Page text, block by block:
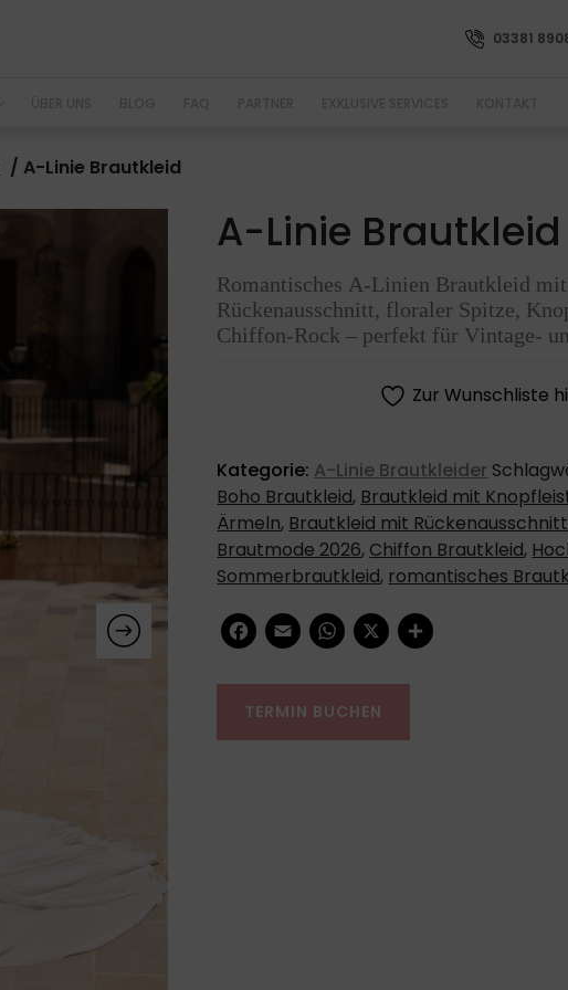
03381
/ A-Linie Brautkleid
A-Linie Brautkleid
Romantisches A-Linien Brautkleid
Rückenausschnitt, floraler Spitze,
Chiffon-Rock – perfekt für Vintage-
Zur Wunschliste
Kategorie: A-Linie Brautkleider
Boho Brautkleid, Brautkleid mit
Ärmeln, Brautkleid mit Rückenausschnitt
Brautmode 2026, Chiffon Brautkleid,
Sommerbrautkleid, romantisches
Facebook
Email
WhatsApp
X
Teilen
TERMIN BUCHEN